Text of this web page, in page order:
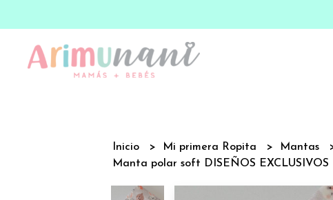
Inicio Mi primera Ropita
Mantas
Manta polar soft DISEÑOS EXCLUSIVOS